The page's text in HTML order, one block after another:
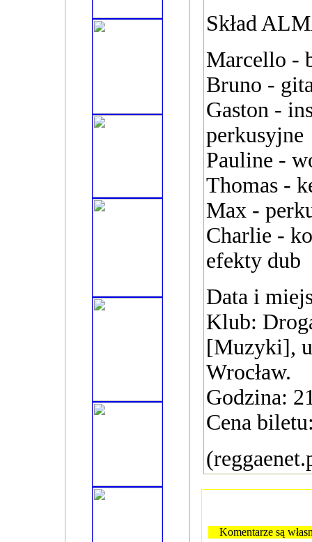
Skład
Marcello -
Bruno -
Gaston -
perkusyjne
Pauline -
Thomas -
Max -
Charlie -
efekty dub
Data i
Klub:
[Muzyki],
Wrocław.
Godzina:
Cena
Komentarze są